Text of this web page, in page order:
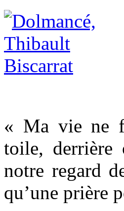
« Ma vie ne
toile, derrière
notre regard
qu’une prière